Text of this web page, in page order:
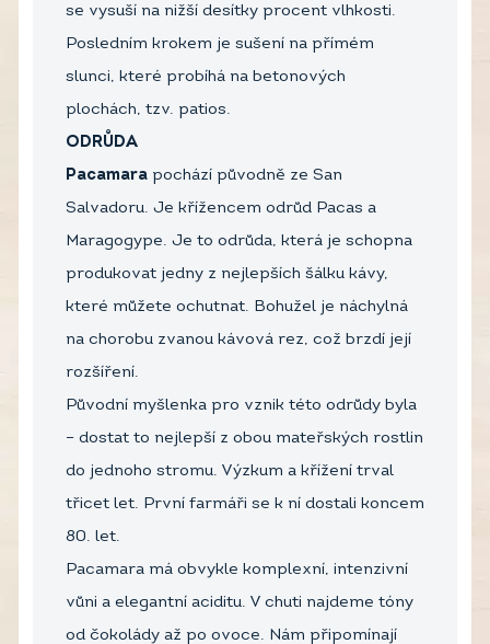
se vysuší na nižší desítky procent vlhkosti.
Posledním krokem je sušení na přímém
slunci, které probíhá na betonových
plochách, tzv. patios.
ODRŮDA
Pacamara pochází původně ze San
Salvadoru. Je křížencem odrůd Pacas a
Maragogype. Je to odrůda, která je schopna
produkovat jedny z nejlepších šálku kávy,
které můžete ochutnat. Bohužel je náchylná
na chorobu zvanou kávová rez, což brzdí její
rozšíření.
Původní myšlenka pro vznik této odrůdy byla
– dostat to nejlepší z obou mateřských rostlin
do jednoho stromu. Výzkum a křížení trval
třicet let. První farmáři se k ní dostali koncem
80. let.
Pacamara má obvykle komplexní, intenzivní
vůni a elegantní aciditu. V chuti najdeme tóny
od čokolády až po ovoce. Nám připomínají